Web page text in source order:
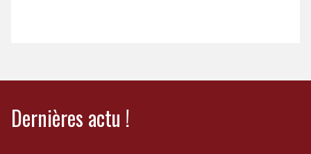
Dernières actu !